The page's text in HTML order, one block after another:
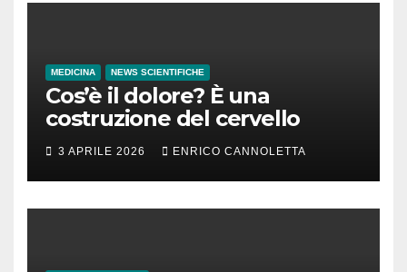
MEDICINA NEWS SCIENTIFICHE
Cos’è il dolore? È una
costruzione del cervello
3 APRILE 2026 ENRICO CANNOLETTA